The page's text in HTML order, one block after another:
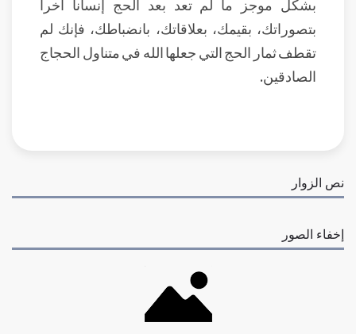
بشكل موجز ما لم تعد بعد الحج إنساناً آخراً
بتصوراتك، بقيمك، بعلاقاتك، بانضباطك، فإنك لم
تقطف ثمار الحج التي جعلها الله في متناول الحجاج
الصادقين.
نص الزوار
إخفاء الصور